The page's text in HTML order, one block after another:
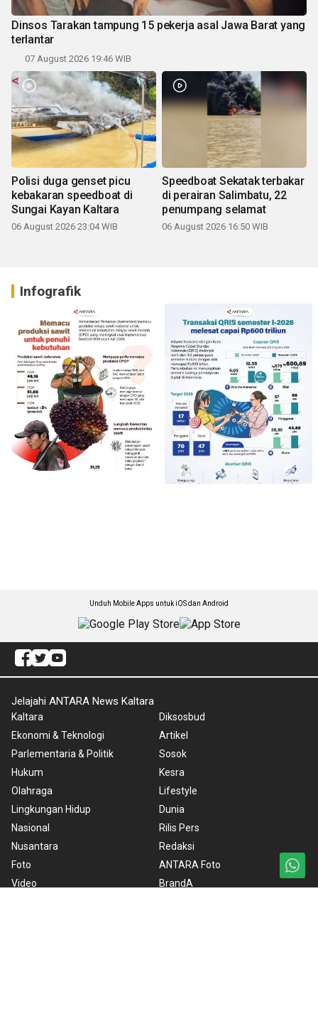
Dinsos Tarakan tampung 15 pekerja asal Jawa Barat yang
terlantar
07 August 2026 19:46 WIB
Polisi duga genset picu
kebakaran speedboat di
Sungai Kayan Kaltara
06 August 2026 23:04 WIB
Speedboat Sekatak terbakar
di perairan Salimbatu, 22
penumpang selamat
06 August 2026 16:50 WIB
Infografik
Unduh Mobile Apps untuk iOS dan Android
Jelajahi ANTARA News Kaltara
Kaltara
Ekonomi & Teknologi
Parlementaria & Politik
Hukum
Olahraga
Lingkungan Hidup
Nasional
Nusantara
Foto
Video
Diksosbud
Artikel
Sosok
Kesra
Lifestyle
Dunia
Rilis Pers
Redaksi
ANTARA Foto
BrandA